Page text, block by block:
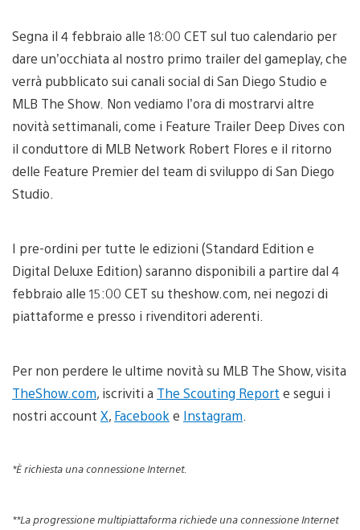
Segna il 4 febbraio alle 18:00 CET sul tuo calendario per
dare un’occhiata al nostro primo trailer del gameplay, che
verrà pubblicato sui canali social di San Diego Studio e
MLB The Show. Non vediamo l’ora di mostrarvi altre
novità settimanali, come i Feature Trailer Deep Dives con
il conduttore di MLB Network Robert Flores e il ritorno
delle Feature Premier del team di sviluppo di San Diego
Studio.
I pre-ordini per tutte le edizioni (Standard Edition e
Digital Deluxe Edition) saranno disponibili a partire dal 4
febbraio alle 15:00 CET su theshow.com, nei negozi di
piattaforme e presso i rivenditori aderenti.
Per non perdere le ultime novità su MLB The Show, visita
TheShow.com, iscriviti a The Scouting Report e segui i
nostri account X, Facebooke Instagram.
*È richiesta una connessione Internet.
**La progressione multipiattaforma richiede una connessione Internet